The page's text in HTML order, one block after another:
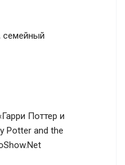
семейный
Поттер и
Potter and the